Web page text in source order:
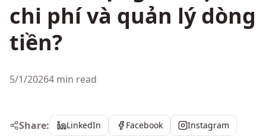
chi phí và quản lý dòng
tiền?
5/1/20264 min read
Share: LinkedIn Facebook
Instagram